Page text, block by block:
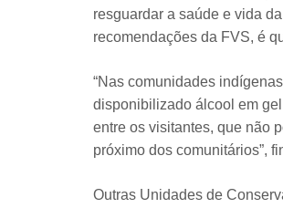
resguardar a saúde e vida
recomendações da FVS, é
“Nas comunidades
disponibilizado álcool em
entre os visitantes, que não
próximo dos comunitários”,
Outras Unidades de